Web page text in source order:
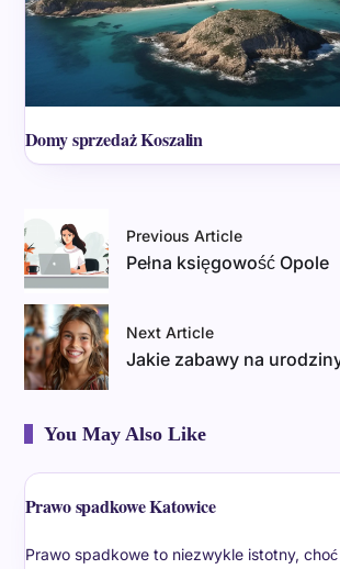
Domy sprzedaż Koszalin
Previous Article
Pełna księgowość Opole
Next Article
Jakie zabawy na
You May Also Like
Prawo spadkowe Katowice
Prawo spadkowe to niezwykle istotny,